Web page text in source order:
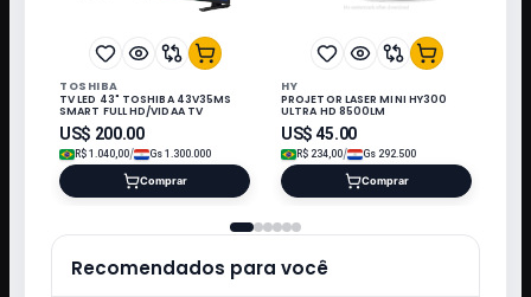
TOSHIBA
TV LED 43" TOSHIBA 43V35MS
SMART FULL HD/VIDAA TV
US$ 200.00
R$1.040,00/ Gs1.300.000
HY
PROJETOR LASER MINI HY300
ULTRA HD 8500LM
US$ 45.00
R$234,00/ Gs292.500